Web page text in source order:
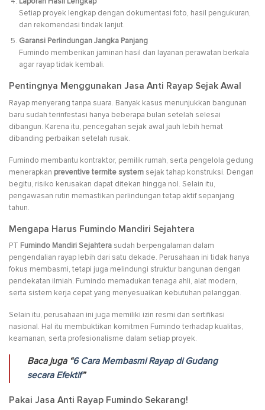
Setiap proyek lengkap dengan dokumentasi foto, hasil pengukuran,
dan rekomendasi tindak lanjut.
Garansi Perlindungan Jangka Panjang
Fumindo memberikan jaminan hasil dan layanan perawatan berkala
agar rayap tidak kembali.
Pentingnya Menggunakan Jasa Anti Rayap Sejak Awal
Rayap menyerang tanpa suara. Banyak kasus menunjukkan bangunan
baru sudah terinfestasi hanya beberapa bulan setelah selesai
dibangun. Karena itu, pencegahan sejak awal jauh lebih hemat
dibanding perbaikan setelah rusak.
Fumindo membantu kontraktor, pemilik rumah, serta pengelola gedung
menerapkan preventive termite system sejak tahap konstruksi. Dengan
begitu, risiko kerusakan dapat ditekan hingga nol. Selain itu,
pengawasan rutin memastikan perlindungan tetap aktif sepanjang
tahun.
Mengapa Harus Fumindo Mandiri Sejahtera
PT Fumindo Mandiri Sejahtera sudah berpengalaman dalam
pengendalian rayap lebih dari satu dekade. Perusahaan ini tidak hanya
fokus membasmi, tetapi juga melindungi struktur bangunan dengan
pendekatan ilmiah. Fumindo memadukan tenaga ahli, alat modern,
serta sistem kerja cepat yang menyesuaikan kebutuhan pelanggan.
Selain itu, perusahaan ini juga memiliki izin resmi dan sertifikasi
nasional. Hal itu membuktikan komitmen Fumindo terhadap kualitas,
keamanan, serta profesionalisme dalam setiap proyek.
Baca juga “6 Cara Membasmi Rayap di Gudang
secara Efektif”
Pakai Jasa Anti Rayap Fumindo Sekarang!